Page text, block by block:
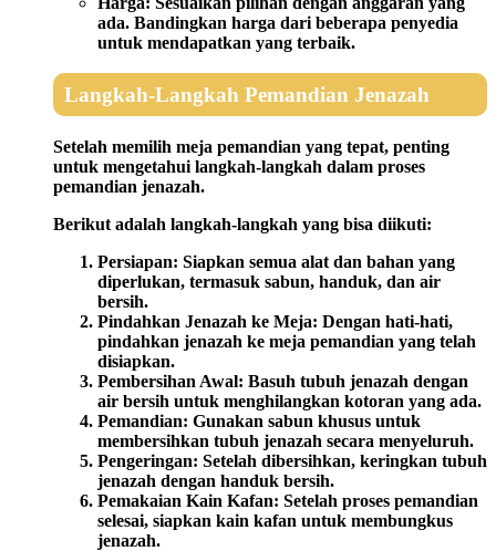
ada. Bandingkan harga dari beberapa penyedia
untuk mendapatkan yang terbaik.
Langkah-Langkah Pemandian Jenazah
Setelah memilih meja pemandian yang tepat, penting
untuk mengetahui langkah-langkah dalam proses
pemandian jenazah.
Berikut adalah langkah-langkah yang bisa diikuti:
Persiapan: Siapkan semua alat dan bahan yang
diperlukan, termasuk sabun, handuk, dan air
bersih.
Pindahkan Jenazah ke Meja: Dengan hati-hati,
pindahkan jenazah ke meja pemandian yang telah
disiapkan.
Pembersihan Awal: Basuh tubuh jenazah dengan
air bersih untuk menghilangkan kotoran yang ada.
Pemandian: Gunakan sabun khusus untuk
membersihkan tubuh jenazah secara menyeluruh.
Pengeringan: Setelah dibersihkan, keringkan tubuh
jenazah dengan handuk bersih.
Pemakaian Kain Kafan: Setelah proses pemandian
selesai, siapkan kain kafan untuk membungkus
jenazah.